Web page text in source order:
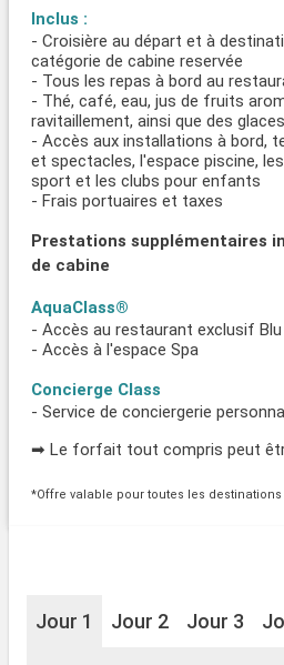
Inclus :
- Croisière au départ et à
catégorie de cabine reservée
- Tous les repas à bord au
- Thé, café, eau, jus de fruits
ravitaillement, ainsi que des glaces
- Accès aux installations à bord,
et spectacles, l'espace piscine,
sport et les clubs pour enfants
- Frais portuaires et taxes
Prestations supplémentaires
de cabine
AquaClass®
- Accès au restaurant exclusif Blu
- Accès à l'espace Spa
Concierge Class
- Service de conciergerie
➡ Le forfait tout compris peut
*Offre valable pour toutes les
Jour 1 Jour 2 Jour 3